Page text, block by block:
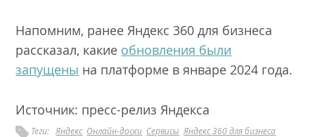
Напомним, ранее Яндекс 360 для бизнеса
рассказал, какие обновления были
запущены на платформе в январе 2024 года.
Источник: пресс-релиз Яндекса
Теги: Яндекс Онлайн-доски Сервисы Яндекс 360 для бизнеса